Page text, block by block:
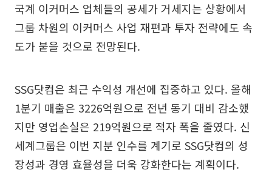
국계 이커머스 업체들의 공세가 거세지는 상황에서
그룹 차원의 이커머스 사업 재편과 투자 전략에도 속
도가 붙을 것으로 전망된다.
SSG닷컴은 최근 수익성 개선에 집중하고 있다. 올해
1분기 매출은 3226억원으로 전년 동기 대비 감소했
지만 영업손실은 219억원으로 적자 폭을 줄였다. 신
세계그룹은 이번 지분 인수를 계기로 SSG닷컴의 성
장성과 경영 효율성을 더욱 강화한다는 계획이다.